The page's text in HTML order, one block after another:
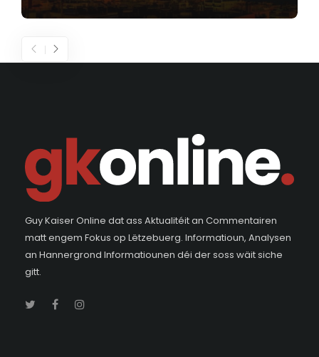
Guy Kaiser Online dat ass Aktualitéit an Commentairen
matt engem Fokus op Lëtzebuerg. Informatioun, Analysen
an Hannergrond Informatiounen déi der soss wäit siche
gitt.